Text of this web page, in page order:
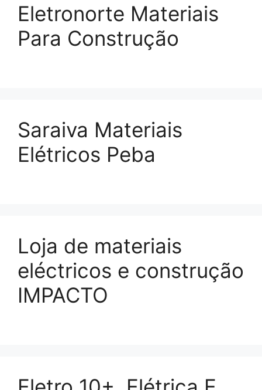
Eletronorte Materiais
Para Construção
Saraiva Materiais
Elétricos Peba
Loja de materiais
eléctricos e construção
IMPACTO